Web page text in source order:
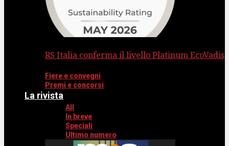
RS Italia conferma il livello Platinum EcoVadis
Fiere e convegni
Premi e concorsi
La rivista
All
In breve
Speciali
Ultimo numero